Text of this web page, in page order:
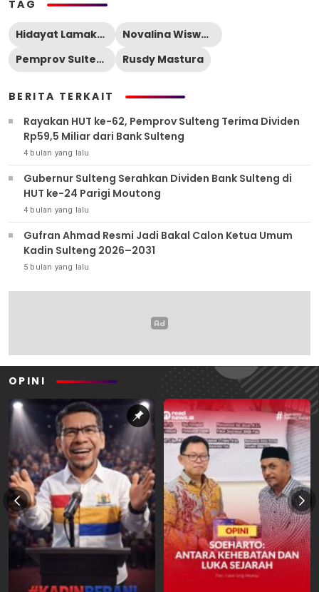
TAG
Hidayat Lamakarate
Novalina Wiswadewa
Pemprov Sulteng
Rusdy Mastura
BERITA TERKAIT
Rayakan HUT ke-62, Pemprov Sulteng Terima Dividen
Rp59,5 Miliar dari Bank Sulteng
4 bulan yang lalu
Gubernur Sulteng Serahkan Dividen Bank Sulteng di
HUT ke-24 Parigi Moutong
4 bulan yang lalu
Gufran Ahmad Resmi Jadi Bakal Calon Ketua Umum
Kadin Sulteng 2026–2031
5 bulan yang lalu
OPINI